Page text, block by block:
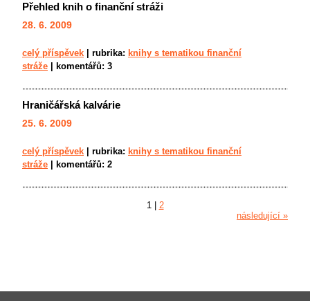
Přehled knih o finanční stráži
28. 6. 2009
celý příspěvek rubrika: knihy s tematikou finanční
stráže
komentářů: 3
Hraničářská kalvárie
25. 6. 2009
celý příspěvek rubrika: knihy s tematikou finanční
stráže
komentářů: 2
1
2
následující »